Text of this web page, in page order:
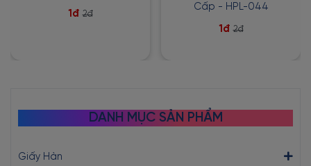
1đ 2đ
Cấp - HPL-044
1đ 2đ
DANH MỤC SẢN PHẨM
Giấy Hàn